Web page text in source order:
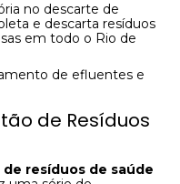
no descarte de
e descarta resíduos
em todo o Rio de
de efluentes e
de Resíduos
resíduos de saúde